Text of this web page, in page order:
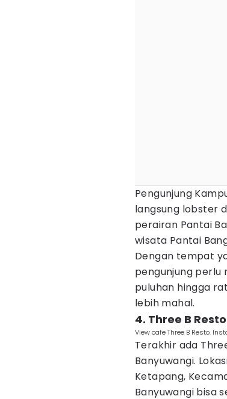
Pengunjung
langsung lobster
perairan Pantai
wisata Pantai
Dengan tempat
pengunjung perlu
puluhan hingga
lebih mahal.
4. Three B Resto
View cafe Three B Resto.
Terakhir ada
Banyuwangi.
Ketapang,
Banyuwangi bisa